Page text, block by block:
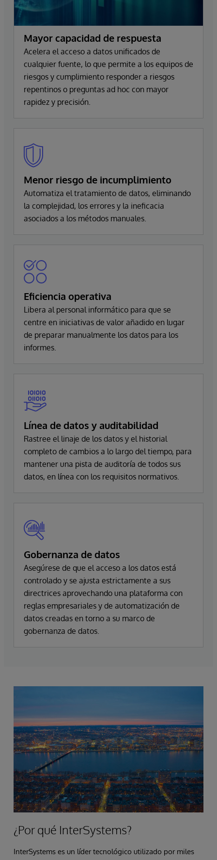
Mayor capacidad de respuesta
Acelera el acceso a datos unificados de
cualquier fuente, lo que permite a los equipos de
riesgos y cumplimiento responder a riesgos
repentinos o preguntas ad hoc con mayor
rapidez y precisión.
Menor riesgo de incumplimiento
Automatiza el tratamiento de datos, eliminando
la complejidad, los errores y la ineficacia
asociados a los métodos manuales.
Eficiencia operativa
Libera al personal informático para que se
centre en iniciativas de valor añadido en lugar
de preparar manualmente los datos para los
informes.
Línea de datos y auditabilidad
Rastree el linaje de los datos y el historial
completo de cambios a lo largo del tiempo, para
mantener una pista de auditoría de todos sus
datos, en línea con los requisitos normativos.
Gobernanza de datos
Asegúrese de que el acceso a los datos está
controlado y se ajusta estrictamente a sus
directrices aprovechando una plataforma con
reglas empresariales y de automatización de
datos creadas en torno a su marco de
gobernanza de datos.
¿Por qué InterSystems?
InterSystems es un líder tecnológico utilizado por miles